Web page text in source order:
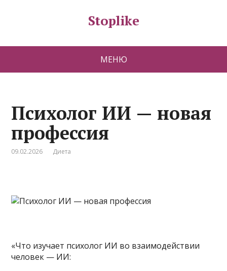
Stoplike
МЕНЮ
Психолог ИИ — новая
профессия
09.02.2026 Диета
«Что изучает психолог ИИ во взаимодействии
человек — ИИ: